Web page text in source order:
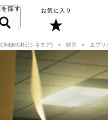
CINEMORE(シネモア) 映画 エブリ